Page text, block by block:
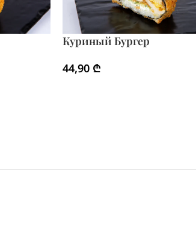
Куриный Бургер
44,90 ₾